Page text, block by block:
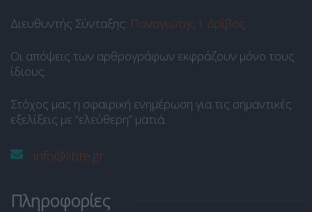
Διευθυντής Σύνταξης: Παναγιώτης Ι. Δρίβας.
Οι απόψεις των αρθρογράφων εκφράζουν μόνο τους
ίδιους.
Στόχος μας η σφαιρική ενημέρωση για τις σημαντικές
εξελίξεις με “ελεύθερη” ματιά.
info@libre.gr
Πληροφορίες